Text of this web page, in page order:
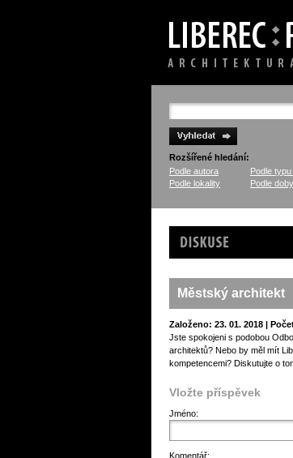
Rozšířené hledání:
Podle autora
Podle
Podle lokality
Podle
Diskuse
Městský architekt
Založeno: 23. 01. 2018 |
Jste spokojeni s podobou
architektů? Nebo by měl mít
kompetencemi? Diskutujte o
Vložte příspěvek
Jméno:
Komentář: